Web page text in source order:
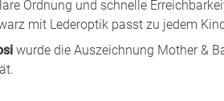
Ordnung und schnelle
mit Lederoptik passt zu jedem
wurde die Auszeichnung Mother &